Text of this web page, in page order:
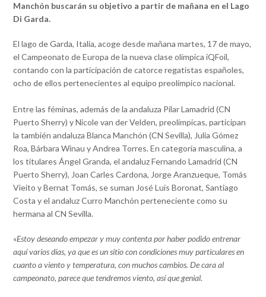
Manchón buscarán su objetivo a partir de mañana en el Lago
Di Garda.
El lago de Garda, Italia, acoge desde mañana martes, 17 de mayo,
el Campeonato de Europa de la nueva clase olímpica iQFoil,
contando con la participación de catorce regatistas españoles,
ocho de ellos pertenecientes al equipo preolímpico nacional.
Entre las féminas, además de la andaluza Pilar Lamadrid (CN
Puerto Sherry) y Nicole van der Velden, preolímpicas, participan
la también andaluza Blanca Manchón (CN Sevilla), Julia Gómez
Roa, Bárbara Winau y Andrea Torres. En categoría masculina, a
los titulares Ángel Granda, el andaluz Fernando Lamadrid (CN
Puerto Sherry), Joan Carles Cardona, Jorge Aranzueque, Tomás
Vieito y Bernat Tomás, se suman José Luis Boronat, Santiago
Costa y el andaluz Curro Manchón perteneciente como su
hermana al CN Sevilla.
«Estoy deseando empezar y muy contenta por haber podido entrenar
aquí varios días, ya que es un sitio con condiciones muy particulares en
cuanto a viento y temperatura, con muchos cambios. De cara al
campeonato, parece que tendremos viento, así que genial.